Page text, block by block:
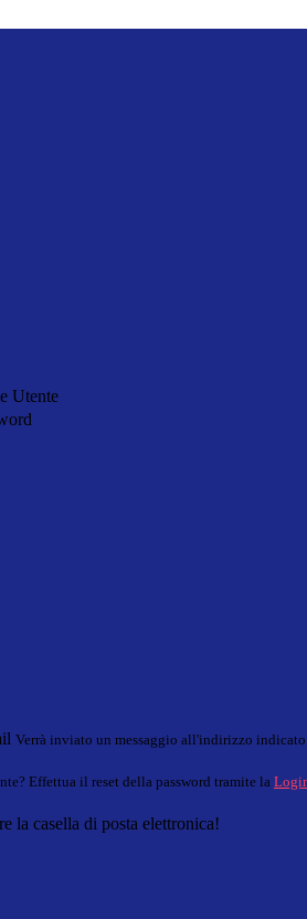
Utente
Verrà inviato un messaggio all'indirizzo
Effettua il reset della password tramite la
la casella di posta elettronica!